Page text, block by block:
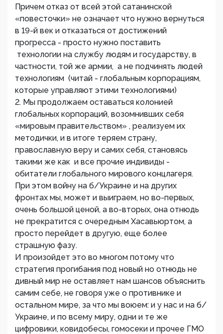
Причем отказ от всей этой сатанинской
«повесточки» не означает что нужно вернуться
в 19-й век и отказаться от достижений
прогресса - просто нужно поставить
технологии на службу людям и государству, в
частности, той же армии, а не подчинять людей
технологиям (читай - глобальным корпорациям,
которые управляют этими технологиями)
2. Мы продолжаем оставаться колонией
глобальных корпораций, возомнивших себя
«мировым правительством» , реализуем их
методички, и в итоге теряем страну,
православную веру и самих себя, становясь
такими же как и все прочие индивиды -
обитатели глобального мирового концлагеря.
При этом войну на б/Украине и на других
фронтах мы, может и выиграем, но во-первых,
очень большой ценой, а во-вторых, она отнюдь
не прекратится с очередным Хасавьюртом, а
просто перейдет в другую, еще более
страшную фазу.
И произойдет это во многом потому что
стратегия прогибания под новый но отнюдь не
дивный мир не оставляет нам шансов объяснить
самим себе, не говоря уже о противнике и
остальном мире, за что мы воюем: и у нас и на б/
Украине, и по всему миру, одни и те же
цифровики, ковидобесы, гомосеки и прочее ГМО